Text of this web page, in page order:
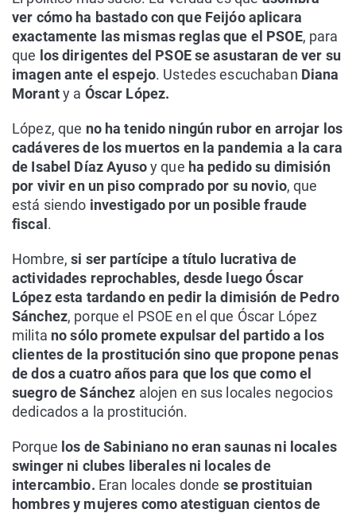
ver cómo ha bastado con que Feijóo aplicara
exactamente las mismas reglas que el PSOE, para
que los dirigentes del PSOE se asustaran de ver su
imagen ante el espejo. Ustedes escuchaban Diana
Moranty a Óscar López.
López, que no ha tenido ningún rubor en arrojar los
cadáveres de los muertos en la pandemia a la cara
de Isabel Díaz Ayusoy que ha pedido su dimisión
por vivir en un piso comprado por su novio, que
está siendo investigado por un posible fraude
fiscal .
Hombre,si ser partícipe a título lucrativa de
actividades reprochables, desde luego Óscar
López esta tardando en pedir la dimisión de Pedro
Sánchez, porque el PSOE en el que Óscar López
milita no sólo promete expulsar del partido a los
clientes de la prostitución sino que propone penas
de dos a cuatro años para que los que como el
suegro de Sánchez alojen en sus locales negocios
dedicados a la prostitución.
Porque los de Sabiniano no eran saunas ni locales
swinger ni clubes liberales ni locales de
intercambio. Eran locales donde se prostituian
hombres y mujeres como atestiguan cientos de